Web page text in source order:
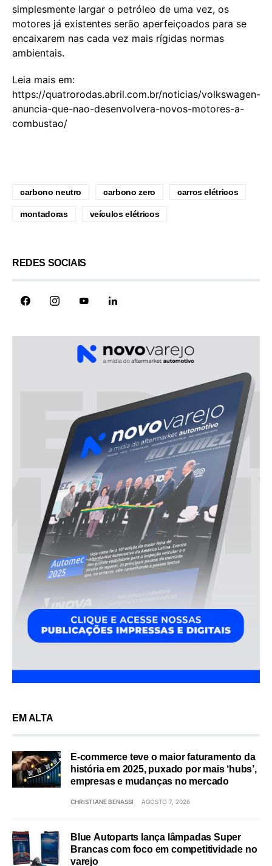
simplesmente largar o petróleo de uma vez, os
motores já existentes serão aperfeiçoados para se
encaixarem nas cada vez mais rígidas normas
ambientais.
Leia mais em:
https://quatrorodas.abril.com.br/noticias/volkswagen-
anuncia-que-nao-desenvolvera-novos-motores-a-
combustao/
carbono neutro carbono zero carros elétricos
montadoras veículos elétricos
REDES SOCIAIS
EM ALTA
E-commerce teve o maior faturamento da
história em 2025, puxado por mais ‘hubs’,
empresas e mudanças no mercado
CHRISTIANE BENASSI AGOSTO 7, 2026
Blue Autoparts lança lâmpadas Super
Brancas com foco em competitividade no
varejo